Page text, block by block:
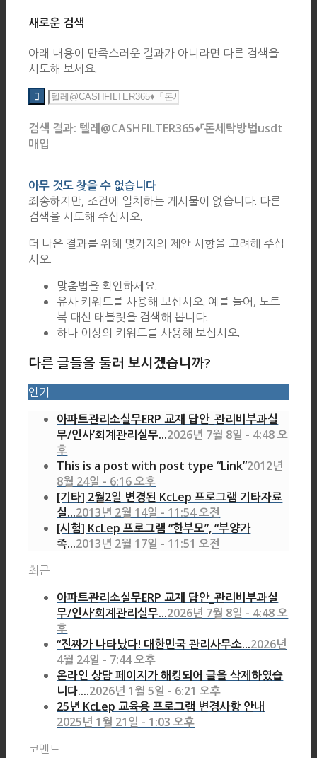
새로운 검색
아래 내용이 만족스러운 결과가 아니라면 다른 검색을
시도해 보세요.
검색 결과: 텔레@CASHFILTER365♦「돈세탁방법usdt
매입
아무 것도 찾을 수 없습니다
죄송하지만, 조건에 일치하는 게시물이 없습니다. 다른
검색을 시도해 주십시오.
더 나은 결과를 위해 몇가지의 제안 사항을 고려해 주십
시오.
맞춤법을 확인하세요.
유사 키워드를 사용해 보십시오. 예를 들어, 노트
북 대신 태블릿을 검색해 봅니다.
하나 이상의 키워드를 사용해 보십시오.
다른 글들을 둘러 보시겠습니까?
인기
아파트관리소실무ERP 교재 답안_관리비부과실
무/인사’회계관리실무...2026년 7월 8일 - 4:48 오
후
This is a post with post type “Link”2012년
8월 24일 - 6:16 오후
[기타] 2월2일 변경된 KcLep 프로그램 기타자료
실...2013년 2월 14일 - 11:54 오전
[시험] KcLep 프로그램 “한부모”, “부양가
족...2013년 2월 17일 - 11:51 오전
최근
아파트관리소실무ERP 교재 답안_관리비부과실
무/인사’회계관리실무...2026년 7월 8일 - 4:48 오
후
“진짜가 나타났다! 대한민국 관리사무소...2026년
4월 24일 - 7:44 오후
온라인 상담 페이지가 해킹되어 글을 삭제하였습
니다....2026년 1월 5일 - 6:21 오후
25년 KcLep 교육용 프로그램 변경사항 안내
2025년 1월 21일 - 1:03 오후
코멘트